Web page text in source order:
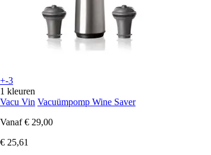
+-3
1 kleuren
Vacu Vin Vacuümpomp Wine Saver
Vanaf € 29,00
€ 25,61